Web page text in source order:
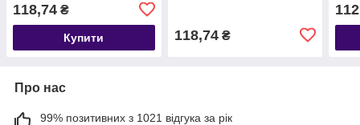
118,74 ₴
Купити 118,74₴
Про нас
99% позитивних з 1021 відгука за рік